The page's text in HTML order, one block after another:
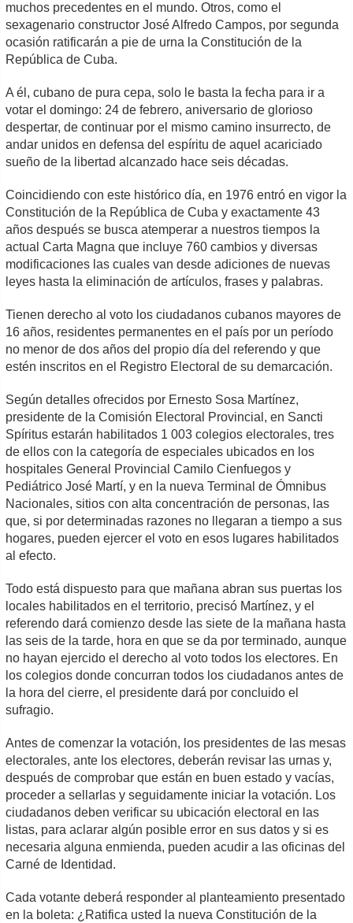
muchos precedentes en el mundo. Otros, como el
sexagenario constructor José Alfredo Campos, por segunda
ocasión ratificarán a pie de urna la Constitución de la
República de Cuba.
A él, cubano de pura cepa, solo le basta la fecha para ir a
votar el domingo: 24 de febrero, aniversario de glorioso
despertar, de continuar por el mismo camino insurrecto, de
andar unidos en defensa del espíritu de aquel acariciado
sueño de la libertad alcanzado hace seis décadas.
Coincidiendo con este histórico día, en 1976 entró en vigor la
Constitución de la República de Cuba y exactamente 43
años después se busca atemperar a nuestros tiempos la
actual Carta Magna que incluye 760 cambios y diversas
modificaciones las cuales van desde adiciones de nuevas
leyes hasta la eliminación de artículos, frases y palabras.
Tienen derecho al voto los ciudadanos cubanos mayores de
16 años, residentes permanentes en el país por un período
no menor de dos años del propio día del referendo y que
estén inscritos en el Registro Electoral de su demarcación.
Según detalles ofrecidos por Ernesto Sosa Martínez,
presidente de la Comisión Electoral Provincial, en Sancti
Spíritus estarán habilitados 1 003 colegios electorales, tres
de ellos con la categoría de especiales ubicados en los
hospitales General Provincial Camilo Cienfuegos y
Pediátrico José Martí, y en la nueva Terminal de Ómnibus
Nacionales, sitios con alta concentración de personas, las
que, si por determinadas razones no llegaran a tiempo a sus
hogares, pueden ejercer el voto en esos lugares habilitados
al efecto.
Todo está dispuesto para que mañana abran sus puertas los
locales habilitados en el territorio, precisó Martínez, y el
referendo dará comienzo desde las siete de la mañana hasta
las seis de la tarde, hora en que se da por terminado, aunque
no hayan ejercido el derecho al voto todos los electores. En
los colegios donde concurran todos los ciudadanos antes de
la hora del cierre, el presidente dará por concluido el
sufragio.
Antes de comenzar la votación, los presidentes de las mesas
electorales, ante los electores, deberán revisar las urnas y,
después de comprobar que están en buen estado y vacías,
proceder a sellarlas y seguidamente iniciar la votación. Los
ciudadanos deben verificar su ubicación electoral en las
listas, para aclarar algún posible error en sus datos y si es
necesaria alguna enmienda, pueden acudir a las oficinas del
Carné de Identidad.
Cada votante deberá responder al planteamiento presentado
en la boleta: ¿Ratifica usted la nueva Constitución de la